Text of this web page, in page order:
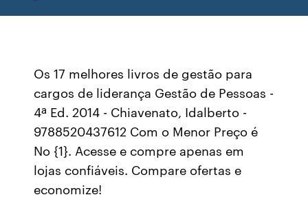
Os 17 melhores livros de gestão para
cargos de liderança Gestão de Pessoas -
4ª Ed. 2014 - Chiavenato, Idalberto -
9788520437612 Com o Menor Preço é
No {1}. Acesse e compre apenas em
lojas confiáveis. Compare ofertas e
economize!